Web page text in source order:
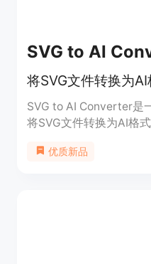
SVG to AI
将SVG文件转换为
SVG to AI Converter是
将SVG文件转换为AI格
载链接。
优质新品